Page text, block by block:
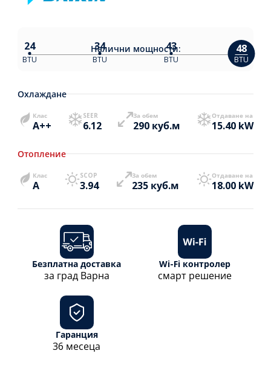
Налични мощности:
24
BTU
34
BTU
43
BTU
48
BTU
Охлаждане
Клас
A++
SEER
6.12
За обем
290 куб.м
Отдаване на
15.40 kW
Отопление
Клас
A
SCOP
3.94
За обем
235 куб.м
Отдаване на
18.00 kW
Безплатна доставка
за град Варна
Wi-Fi контролер
смарт решение
Гаранция
36 месеца